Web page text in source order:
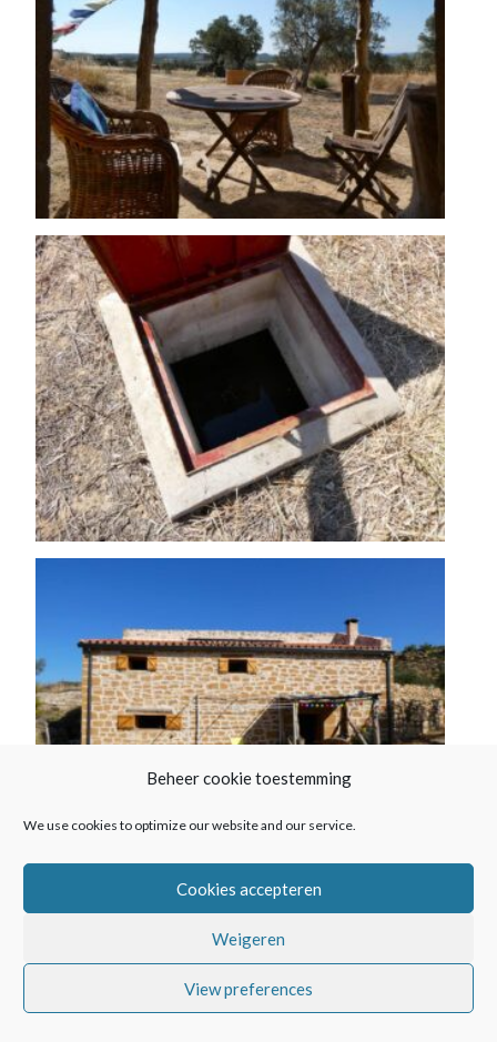
Beheer cookie toestemming
We use cookies to optimize our website and our service.
Cookies accepteren
Weigeren
View preferences